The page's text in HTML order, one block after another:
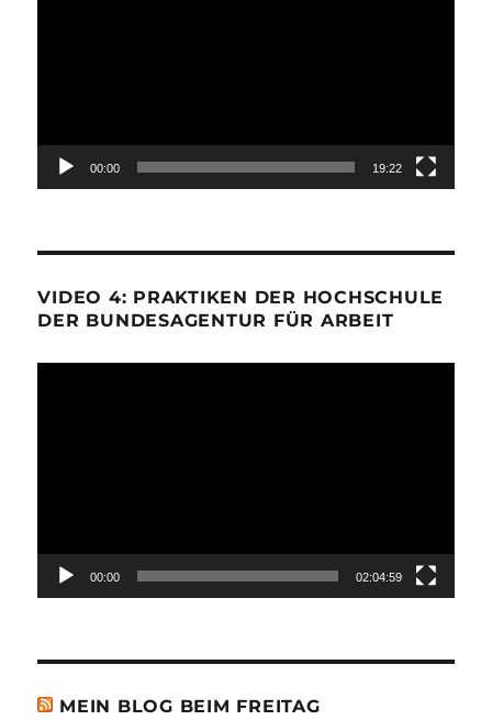
00:00 19:22
VIDEO 4: PRAKTIKEN DER HOCHSCHULE
DER BUNDESAGENTUR FÜR ARBEIT
00:00 02:04:59
MEIN BLOG BEIM FREITAG